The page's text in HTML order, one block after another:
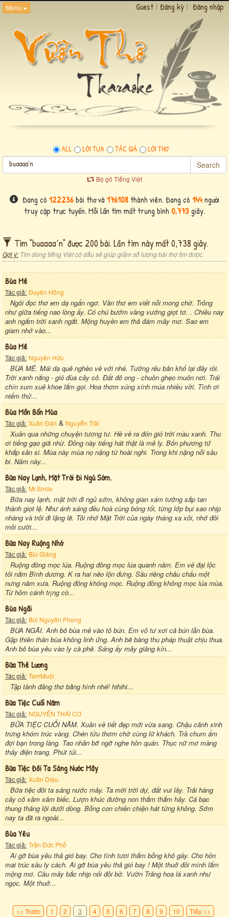
Menu Guest | Đăng ký | Đăng nhập
ALL LỜI TỰA TÁC GIẢ LỜI THƠ
Search
Bộ gõ Tiếng Việt
Đang có 122236bài thơ và 176108 thành viên. Đang có 144người
truy cập trực tuyến. Mỗi lần tìm mất trung bình 0,773giây.
Tìm "buaaaa´n" được 200 bài. Lần tìm này mất 0,738 giây.
Gợi ý: Tìm dùng tiếng Việt có dấu sẽ giúp giảm số lượng bài thơ tìm được.
Bùa Mê
Tác giả: Đuyên Hồng
Ngồi đọc thơ em dạ ngẩn ngơ. Vần thơ em viết nỗi mong chờ. Trông
như giữa tiếng nao lòng ấy. Có chú bướm vàng vướng giọt tơ. . Chiều nay
anh ngắm trời xanh ngắt. Mộng huyền em thả đám mây mơ. Sao em
giam nhớ vào...
Bùa Mê
Tác giả: Nguyên Hữu
BÙA MÊ. Mái dạ quê nghèo về với nhé. Tường rêu bản khổ lại đây rồi.
Trời xanh nắng - gió đùa cây cỏ. Đất đỏ ong - chuồn ghẹo muôn nơi. Trái
chín xum xuê khoe lắm gọi. Hoa thơm xúng xính múa nhiều vời. Tình ơi
niếm thử...
Búa Mồn Bốn Mùa
Tác giả: Xuân Đán & Nguyễn Trãi
Xuân qua những chuyện tương tư. Hè về ra đón gió trời màu xanh. Thu
ơi tiếng gạo giã nhừ. Đông này tiếng hát thật là mê ly. Bốn phương tứ
khắp sân si. Mùa này mùa nọ nặng từ hoài nghi. Trong khi nặng nỗi sầu
bi. Năm này...
Bữa Nay Lạnh, Mặt Trời Đi Ngủ Sớm.
Tác giả: Mr.Smile
Bữa nay lạnh, mặt trời đi ngủ sớm, không gian xám tưởng sắp tan
thành giọt lệ. Như ánh sáng đều hoà cùng bóng tối, từng lớp bụi sao nhịp
nhàng và trôi đi lặng lẽ. Tôi nhớ Mặt Trời của ngày tháng xa xôi, nhớ đôi
môi cười...
Bữa Nay Ruộng Nhớ
Tác giả: Bùi Giáng
Ruộng đồng mọc lúa. Ruộng đồng mọc lúa quanh năm. Em về đại lộc
tôi nằm Bình dương. K ra hai nẻo lộn đưng. Sầu riêng châu chấu một
nưng năm xưa. Ruộng đồng không mọc. Ruộng đồng không mọc lúa mùa.
Từ hôm cánh tr¡ng cò...
Bùa Ngãi
Tác giả: Bùi Nguyên Phong
BÙA NGÃI. Anh bỏ bùa mê vào tô bún. Em vô tư xơi cả bún lẫn bùa.
Gặp thiên thần bùa không linh ứng. Anh bẽ bàng thu pháp thuật chịu thua.
Anh bỏ bùa yêu vào ly cà phê. Sáng ấy mây giăng kín...
Bữa Thê Lương
Tác giả: TamMuội
Tập tành đăng thơ bằng hình nhé! hihihi...
Bữa Tiệc Cuối Năm
Tác giả: NGUYỄN THÁI CƠ
BỮA TIỆC CUỐI NĂM. Xuân về tiết đẹp mới vừa sang. Chậu cảnh xinh
trưng khóm trúc vàng. Chén tửu thơm chờ cùng lữ khách. Trà chum ấm
đợi bạn trong làng. Tao nhân bỡ ngỡ nghe hồn quán. Thục nữ mơ màng
thấy điện trang. Phút tủi...
Bữa Tiệc Đôi Ta Sáng Nước Mây
Tác giả: Xuân Diệu
Bữa tiệc đôi ta sáng nước mây. Ta mời trời dự, đất vui lây. Trải hàng
cây cỏ xăm xăm biếc. Lượn khúc đường non thắm thắm hây. Cá bạc
thung thăng lội dưới dòng. Bỗng con chiền chiện hát từng không. Sớm
nay ta đã ra ngoài...
Bùa Yêu
Tác giả: Trần Đức Phổ
Ai gỡ bùa yêu thả gió bay. Cho tình tươi thắm bỗng khô gầy. Cho hồn
mai trúc sầu ly cách. Ai gỡ bùa yêu thả gió bay ! Một thuở đôi mình lắm
mộng mơ. Cầu mây bắc nhịp nối đôi bờ. Vườn Trăng hoa lá xanh như
ngọc. Một thuở...
<< Trước 1 2 3 4 5 6 7 8 9 10 Tiếp >>